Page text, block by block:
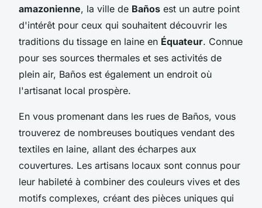
amazonienne, la ville de Baños est un autre point
d'intérêt pour ceux qui souhaitent découvrir les
traditions du tissage en laine en Équateur. Connue
pour ses sources thermales et ses activités de
plein air, Baños est également un endroit où
l'artisanat local prospère.
En vous promenant dans les rues de Baños, vous
trouverez de nombreuses boutiques vendant des
textiles en laine, allant des écharpes aux
couvertures. Les artisans locaux sont connus pour
leur habileté à combiner des couleurs vives et des
motifs complexes, créant des pièces uniques qui